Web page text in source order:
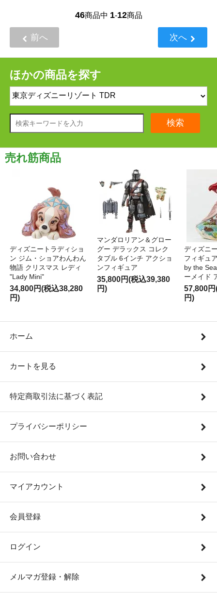
46商品中 1-12商品
前へ 次へ
ほかの商品を探す
検索
売れ筋商品
ディズニートラディショ
ン ジム・ショアわんわん
物語 クリスマス レディ
"Lady Mini"
34,800円(税込38,280
円)
マンダロリアン＆グロー
グー デラックス コレク
タブル 6インチ アクショ
ンフィギュア
35,800円(税込39,380
円)
ディズニ
フィギュ
by the
ーメイド
57,800
円)
ホーム
カートを見る
特定商取引法に基づく表記
プライバシーポリシー
お問い合わせ
マイアカウント
会員登録
ログイン
メルマガ登録・解除